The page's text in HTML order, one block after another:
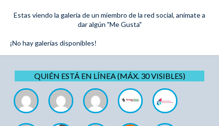
Estas viendo la galería de un miembro de la red social, anímate a
dar algún "Me Gusta"
¡No hay galerías disponibles!
QUIÉN ESTÁ EN LÍNEA (MÁX. 30 VISIBLES)